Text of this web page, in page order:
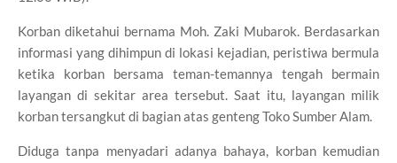
Korban diketahui bernama Moh. Zaki Mubarok. Berdasarkan
informasi yang dihimpun di lokasi kejadian, peristiwa bermula
ketika korban bersama teman-temannya tengah bermain
layangan di sekitar area tersebut. Saat itu, layangan milik
korban tersangkut di bagian atas genteng Toko Sumber Alam.
Diduga tanpa menyadari adanya bahaya, korban kemudian